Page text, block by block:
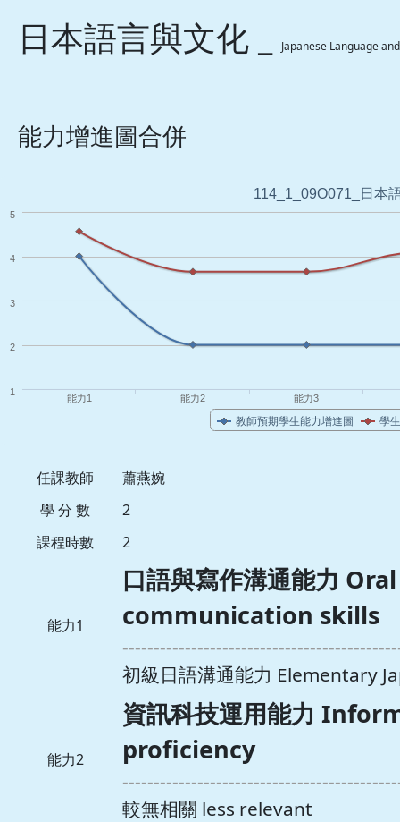
日本語言與文化 _ Japanese Language
能力增進圖合併
任課教師
蕭燕婉
學 分 數
2
課程時數
2
能力1
口語與寫作溝通能力
communication skills
初級日語溝通能力 Elementary
能力2
資訊科技運用能力
proficiency
較無相關 less relevant